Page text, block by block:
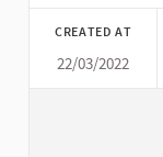
CREATED AT
22/03/2022